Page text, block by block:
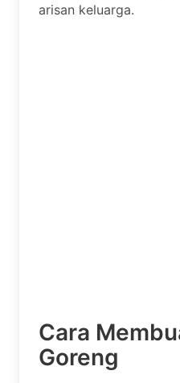
arisan keluarga.
Cara
Goreng